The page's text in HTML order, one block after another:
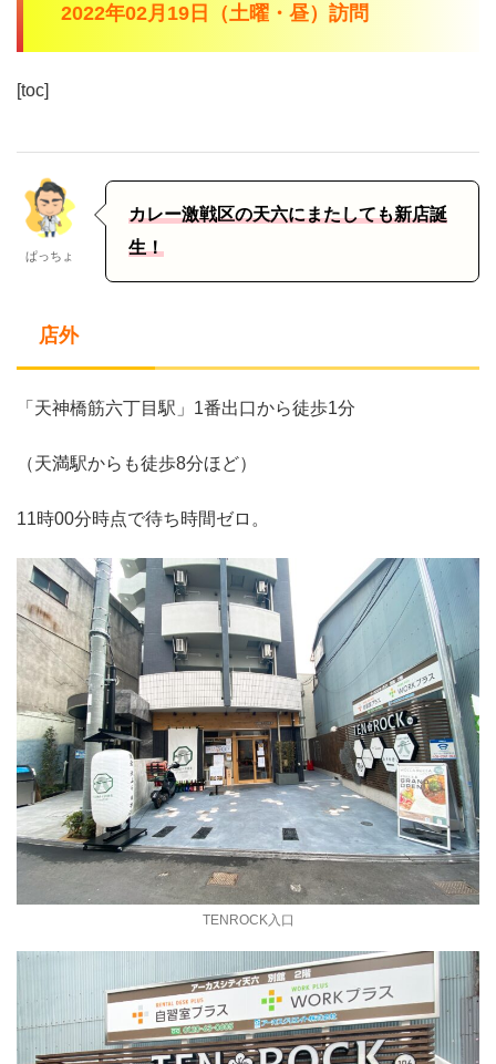
2022年02月19日（土曜・昼）訪問
[toc]
ぱっちょ
カレー激戦区の天六にまたしても新店誕
生！
店外
「天神橋筋六丁目駅」1番出口から徒歩1分
（天満駅からも徒歩8分ほど）
11時00分時点で待ち時間ゼロ。
TENROCK入口